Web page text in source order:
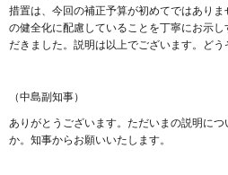
措置は、今回の補正予算が初めてではあり
の健全化に配慮していることを丁寧にお示
だきました。説明は以上でございます。どう
（中島副知事）
ありがとうございます。ただいまの説明に
か。知事からお願いいたします。